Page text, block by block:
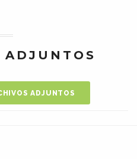
ADJUNTOS